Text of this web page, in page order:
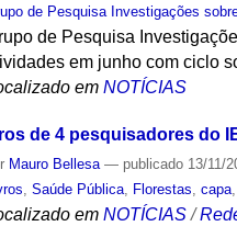
de Pesquisa Investigações
de Pesquisa
em junho com ciclo
em NOTÍCIAS
de 4 pesquisadores do
Mauro Bellesa — publicado 13/11/
,Saúde Pública Florestas ,capa
em NOTÍCIAS /